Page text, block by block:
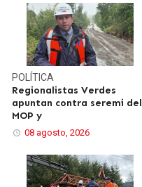
POLÍTICA
Regionalistas Verdes
apuntan contra seremi del
MOP y
08 agosto, 2026